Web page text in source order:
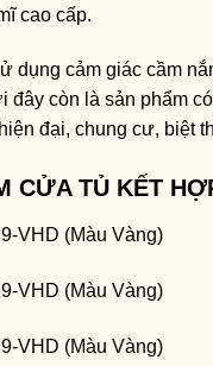
cao cấp.
dụng cảm giác cầm
còn là sản phẩm
đại, chung cư, biệt
CỬA TỦ KẾT